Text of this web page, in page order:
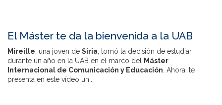
El Máster te da la bienvenida a la UAB
Mireille , una joven de Siria , tomó la decisión de estudiar
durante un año en la UAB en el marco del
Máster
Internacional de Comunicación y Educación . Ahora, te
presenta en este vídeo un...